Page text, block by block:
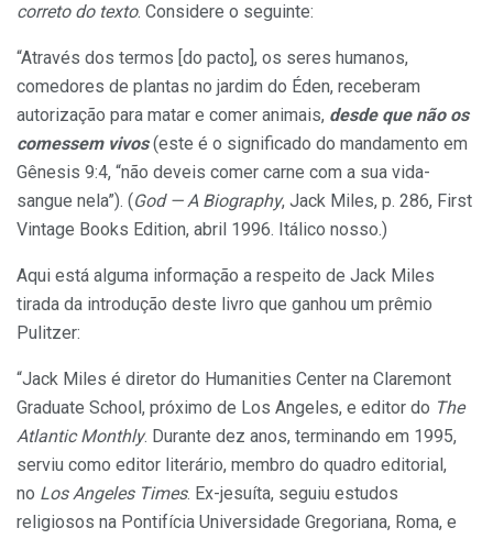
correto do texto. Considere o seguinte:
“Através dos termos [do pacto], os seres humanos,
comedores de plantas no jardim do Éden, receberam
autorização para matar e comer animais, desde que não os
comessem vivos(este é o significado do mandamento em
Gênesis 9:4, “não deveis comer carne com a sua vida-
sangue nela”). (God — A Biography, Jack Miles, p. 286, First
Vintage Books Edition, abril 1996. Itálico nosso.)
Aqui está alguma informação a respeito de Jack Miles
tirada da introdução deste livro que ganhou um prêmio
Pulitzer:
“Jack Miles é diretor do Humanities Center na Claremont
Graduate School, próximo de Los Angeles, e editor do The
Atlantic Monthly. Durante dez anos, terminando em 1995,
serviu como editor literário, membro do quadro editorial,
no Los Angeles Times. Ex-jesuíta, seguiu estudos
religiosos na Pontifícia Universidade Gregoriana, Roma, e